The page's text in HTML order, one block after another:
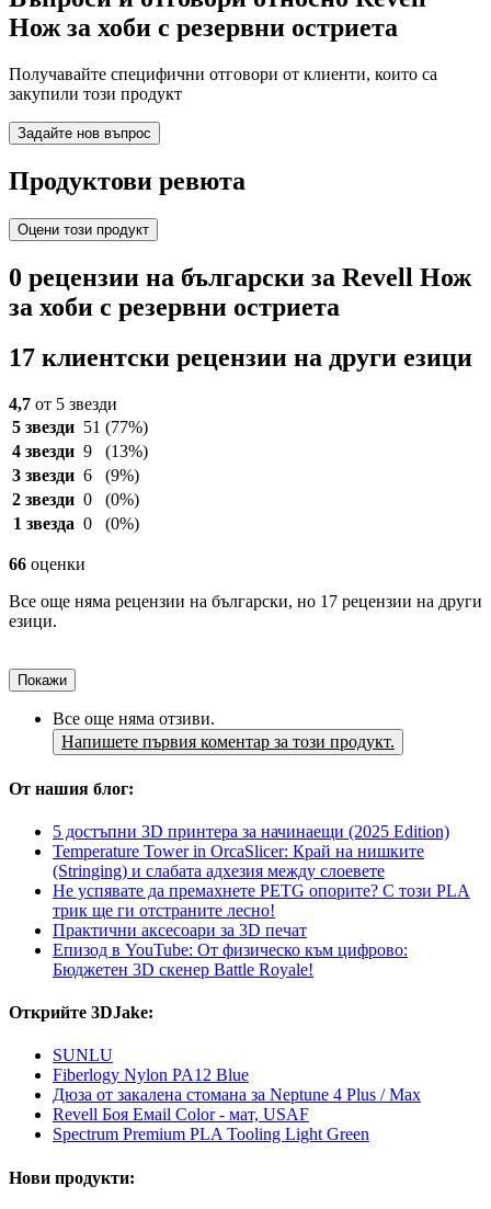
Нож за хоби с резервни остриета
Получавайте специфични отговори от клиенти, които са
закупили този продукт
Задайте нов въпрос
Продуктови ревюта
Оцени този продукт
0 рецензии на български за Revell Нож
за хоби с резервни остриета
17 клиентски рецензии на други езици
4,7 от 5 звезди
5 звезди 51 (77%)
4 звезди 9
(13%)
3 звезди 6
(9%)
2 звезди 0
(0%)
1 звезда 0 (0%)
66 оценки
Все още няма рецензии на български, но 17 рецензии на други
езици.
Покажи
Все още няма отзиви.
Напишете първия коментар за този продукт.
От нашия блог:
5 достъпни 3D принтера за начинаещи (2025 Edition)
Temperature Tower in OrcaSlicer: Край на нишките
(Stringing) и слабата адхезия между слоевете
Не успявате да премахнете PETG опорите? С този PLA
трик ще ги отстраните лесно!
Практични аксесоари за 3D печат
Епизод в YouTube: От физическо към цифрово:
Бюджетен 3D скенер Battle Royale!
Открийте 3DJake:
SUNLU
Fiberlogy Nylon PA12 Blue
Дюза от закалена стомана за Neptune 4 Plus / Max
Revell Боя Емаil Color - мат, USAF
Spectrum Premium PLA Tooling Light Green
Нови продукти: